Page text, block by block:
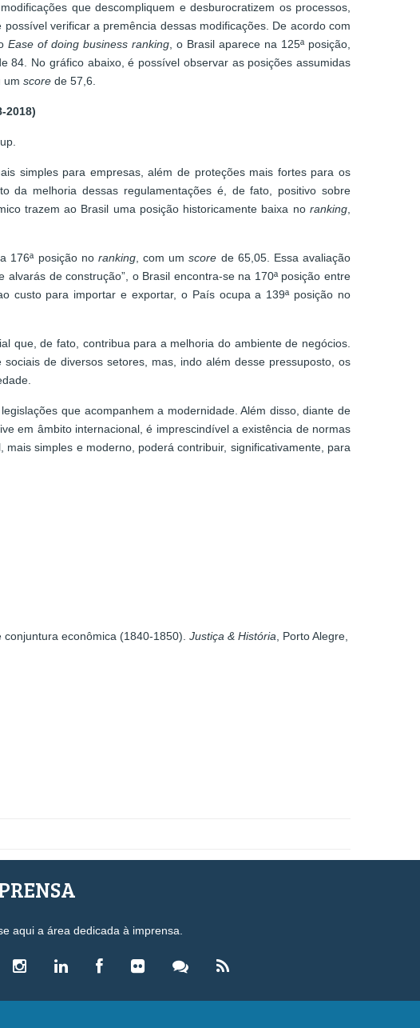
que descompliquem e desburocratizem os processos,
verificar a premência dessas modificações. De acordo com
Ease of doing business ranking, o Brasil aparece na 125ª posição,
84. No gráfico abaixo, é possível observar as posições assumidas
um score de 57,6.
2018)
simples para empresas, além de proteções mais fortes para os
da melhoria dessas regulamentações é, de fato, positivo sobre
trazem ao Brasil uma posição historicamente baixa no ranking,
176ª posição no ranking, com umscore de 65,05. Essa avaliação
de construção”, o Brasil encontra-se na 170ª posição entre
custo para importar e exportar, o País ocupa a 139ª posição no
que, de fato, contribua para a melhoria do ambiente de negócios.
de diversos setores, mas, indo além desse pressuposto, os
que acompanhem a modernidade. Além disso, diante de
em âmbito internacional, é imprescindível a existência de normas
simples e moderno, poderá contribuir, significativamente, para
econômica (1840-1850). Justiça & História, Porto Alegre,
aqui a área dedicada à imprensa.